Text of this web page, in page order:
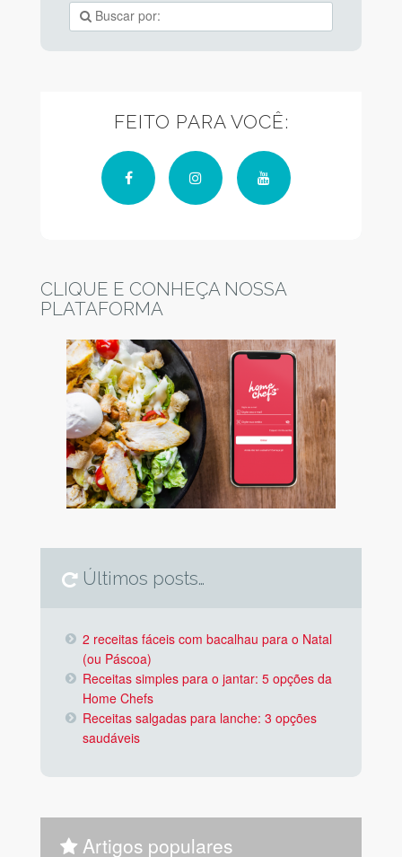
FEITO PARA VOCÊ:
CLIQUE E CONHEÇA NOSSA
PLATAFORMA
Últimos posts…
2 receitas fáceis com bacalhau para o Natal
(ou Páscoa)
Receitas simples para o jantar: 5 opções da
Home Chefs
Receitas salgadas para lanche: 3 opções
saudáveis
Artigos populares